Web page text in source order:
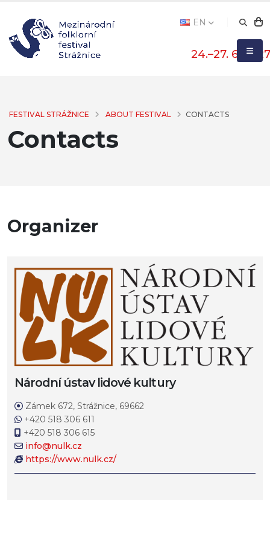
24.–27. 6. 2027
EN
FESTIVAL STRÁŽNICE ABOUT FESTIVAL CONTACTS
Contacts
Organizer
Národní ústav lidové kultury
Zámek 672, Strážnice, 69662
+420 518 306 611
+420 518 306 615
info@nulk.cz
https://www.nulk.cz/